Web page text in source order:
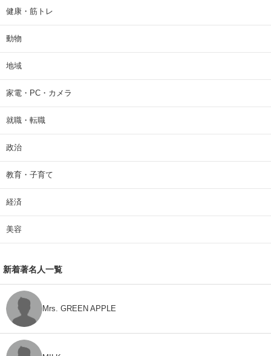
健康・筋トレ
動物
地域
家電・PC・カメラ
就職・転職
政治
教育・子育て
経済
美容
新着著名人一覧
Mrs. GREEN APPLE